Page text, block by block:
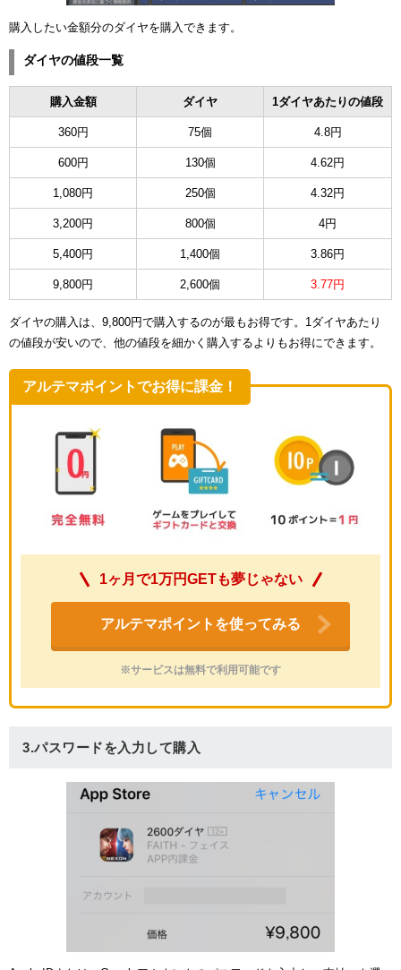
購入したい金額分のダイヤを購入できます。
ダイヤの値段一覧
購入金額 ダイヤ 1ダイヤあたりの値段
360円 75個 4.8円
600円 130個 4.62円
1,080円 250個 4.32円
3,200円 800個 4円
5,400円 1,400個 3.86円
9,800円 2,600個 3.77円
ダイヤの購入は、9,800円で購入するのが最もお得です。1ダイヤあたり
の値段が安いので、他の値段を細かく購入するよりもお得にできます。
アルテマポイントでお得に課金！
1ヶ月で1万円GETも夢じゃない
アルテマポイントを使ってみる
※サービスは無料で利用可能です
3.パスワードを入力して購入